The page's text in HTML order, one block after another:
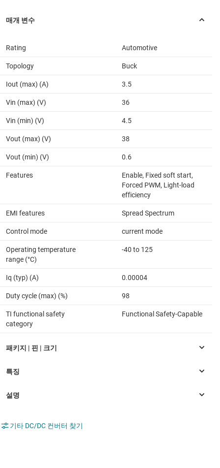
Rating Automotive
Topology Buck
Iout (max) (A) 3.5
Vin (max) (V) 36
Vin (min) (V) 4.5
Vout (max) (V) 38
Vout (min) (V) 0.6
Features
Enable, Fixed soft start,
Forced PWM, Light-load
efficiency
EMI features Spread Spectrum
Control mode current mode
Operating temperature
range (°C)
-40 to 125
Iq (typ) (A) 0.00004
Duty cycle (max) (%) 98
TI functional safety
category
Functional Safety-Capable
기타 DC/DC 컨버터 찾기